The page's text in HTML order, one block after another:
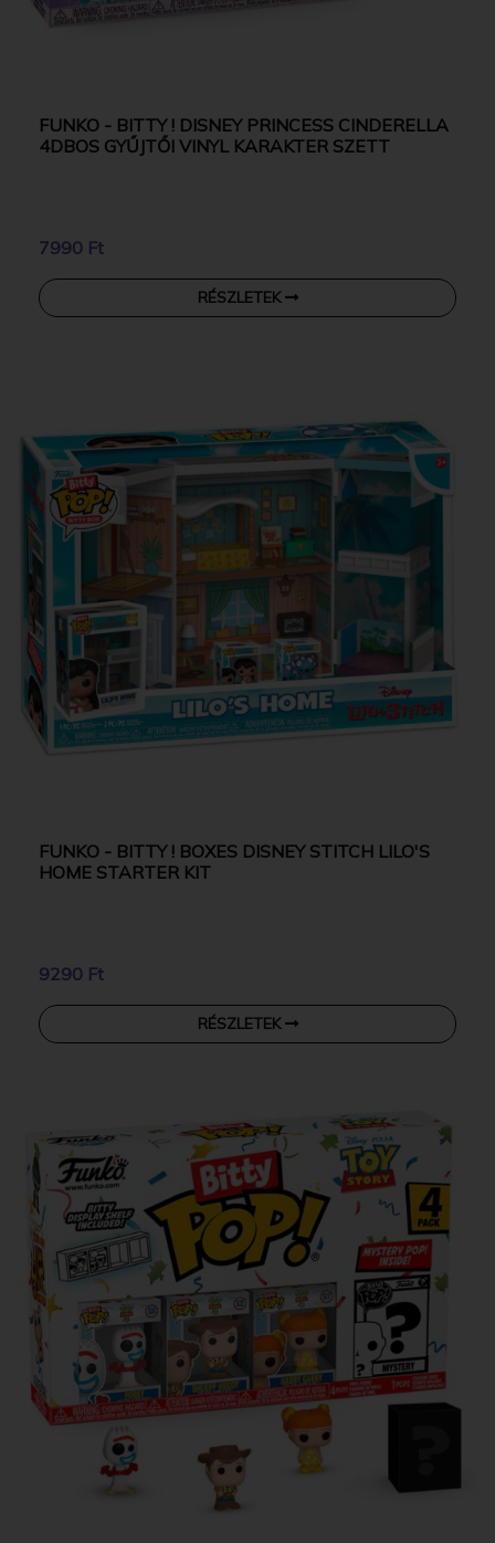
FUNKO - BITTY ! DISNEY PRINCESS CINDERELLA
4DBOS GYŰJTŐI VINYL KARAKTER SZETT
7990 Ft
RÉSZLETEK
FUNKO - BITTY ! BOXES DISNEY STITCH LILO'S
HOME STARTER KIT
9290 Ft
RÉSZLETEK